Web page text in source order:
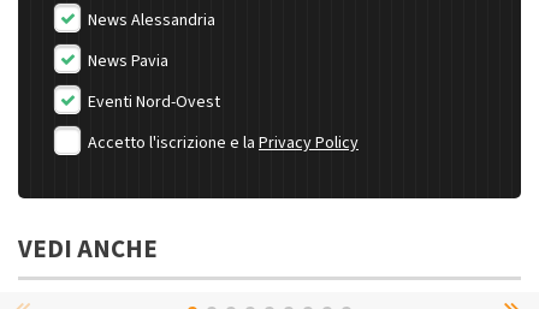
News Alessandria
News Pavia
Eventi Nord-Ovest
Accetto l'iscrizione e la Privacy Policy
VEDI ANCHE